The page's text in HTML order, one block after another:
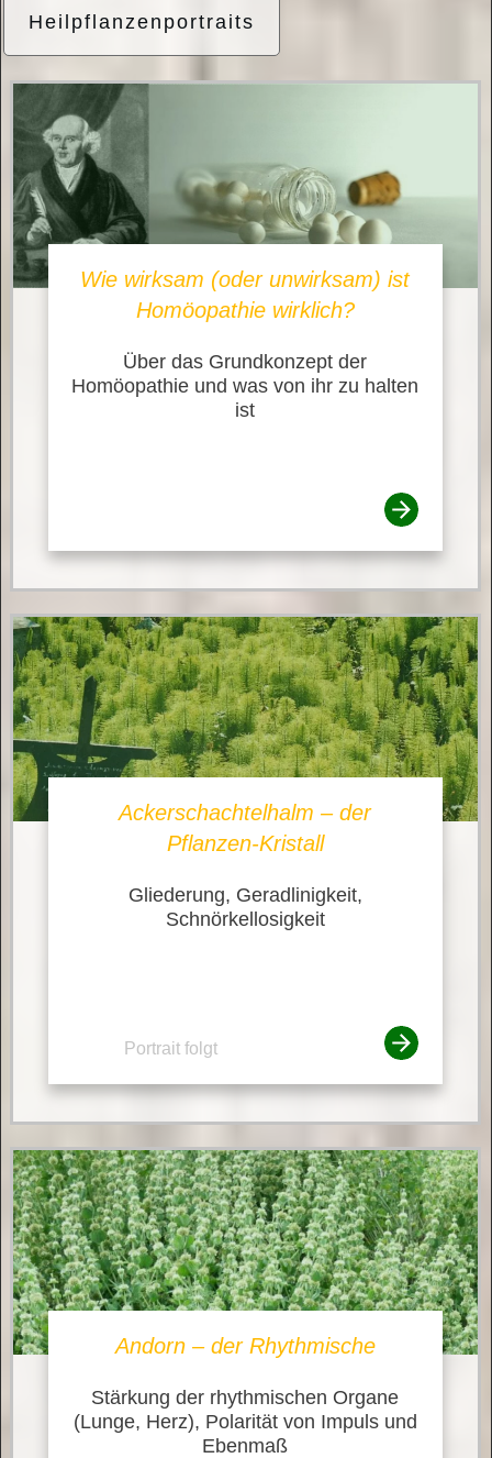
Heilpflanzenportraits
Wie wirksam (oder unwirksam) ist
Homöopathie wirklich?
Über das Grundkonzept der
Homöopathie und was von ihr zu halten
ist
Ackerschachtelhalm – der
Pflanzen-Kristall
Gliederung, Geradlinigkeit,
Schnörkellosigkeit
Portrait folgt
Andorn – der Rhythmische
Stärkung der rhythmischen Organe
(Lunge, Herz), Polarität von Impuls und
Ebenmaß